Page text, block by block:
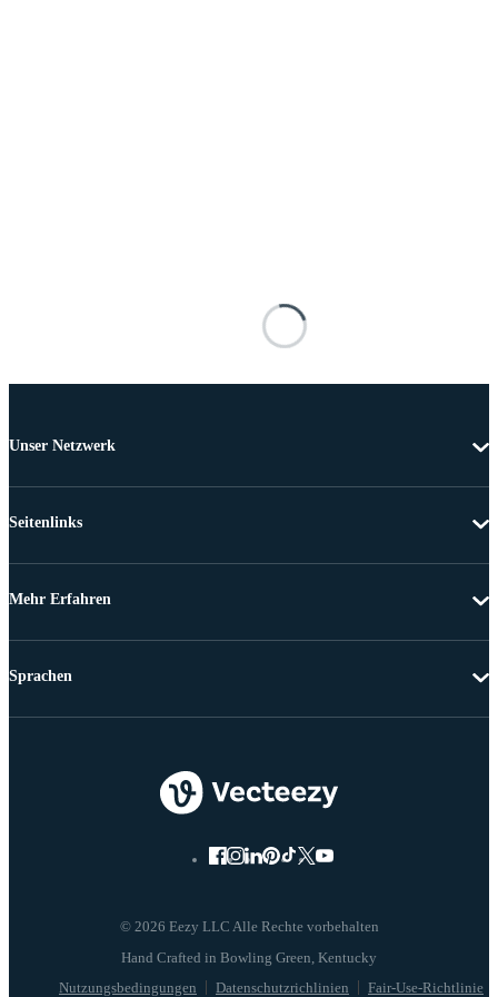
Unser Netzwerk
Seitenlinks
Mehr Erfahren
© 2026 Eezy LLC Alle Rechte vorbehalten
Nutzungsbedingungen Datenschutzrichlinien Fair-Use-Richtlinie
Sprachen